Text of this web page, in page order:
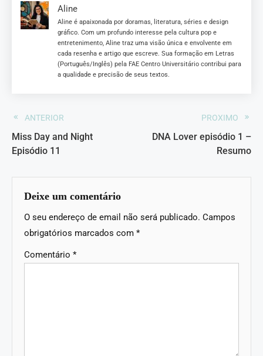
Aline
Aline é apaixonada por doramas, literatura, séries e design
gráfico. Com um profundo interesse pela cultura pop e
entretenimento, Aline traz uma visão única e envolvente em
cada resenha e artigo que escreve. Sua formação em Letras
(Português/Inglês) pela FAE Centro Universitário contribui para
a qualidade e precisão de seus textos.
ANTERIOR
Miss Day and Night
Episódio 11
PROXIMO
DNA Lover episódio 1 –
Resumo
Deixe um comentário
O seu endereço de email não será publicado. Campos
obrigatórios marcados com *
Comentário *